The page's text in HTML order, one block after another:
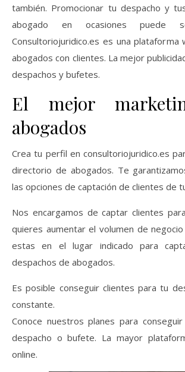
también. Promocionar tu despacho y
abogado en ocasiones puede
Consultoriojuridico.es es una plataforma
abogados con clientes. La mejor
despachos y bufetes.
El mejor
abogados
Crea tu perfil en consultoriojuridico.es
directorio de abogados. Te
las opciones de captación de clientes de
Nos encargamos de captar clientes
quieres aumentar el volumen de
estas en el lugar indicado para
despachos de abogados.
Es posible conseguir clientes para tu
constante.
Conoce nuestros planes para
despacho o bufete. La mayor
online.